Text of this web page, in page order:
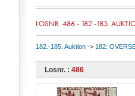
LOSNR. 486 - 182.-185.
182.-185. Auktion -> 182:
Losnr. : 486